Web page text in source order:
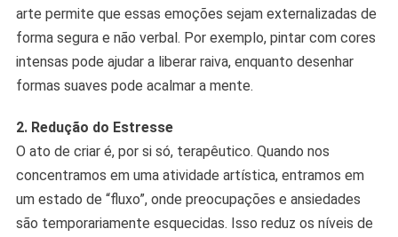
arte permite que essas emoções sejam externalizadas de
forma segura e não verbal. Por exemplo, pintar com cores
intensas pode ajudar a liberar raiva, enquanto desenhar
formas suaves pode acalmar a mente.
2. Redução do Estresse
O ato de criar é, por si só, terapêutico. Quando nos
concentramos em uma atividade artística, entramos em
um estado de “fluxo”, onde preocupações e ansiedades
são temporariamente esquecidas. Isso reduz os níveis de